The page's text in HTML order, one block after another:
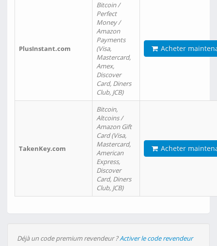
PlusInstant.com
Bitcoin /
Perfect
Money /
Amazon
Payments
(Visa,
Mastercard,
Amex,
Discover
Card, Diners
Club, JCB)
Acheter
TakenKey.com
Bitcoin,
Altcoins /
Amazon Gift
Card (Visa,
Mastercard,
American
Express,
Discover
Card, Diners
Club, JCB)
Acheter
Déjà un code premium revendeur ?Activer le code revendeur